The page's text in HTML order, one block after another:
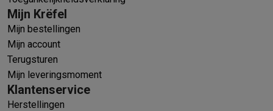
Mijn Krëfel
Mijn bestellingen
Mijn account
Terugsturen
Mijn leveringsmoment
Klantenservice
Herstellingen